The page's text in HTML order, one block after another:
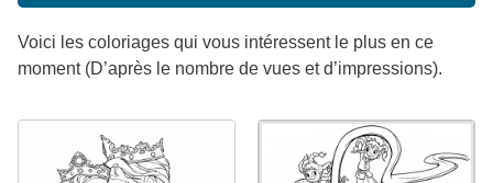
Voici les coloriages qui vous intéressent le plus en ce
moment (D’après le nombre de vues et d’impressions).